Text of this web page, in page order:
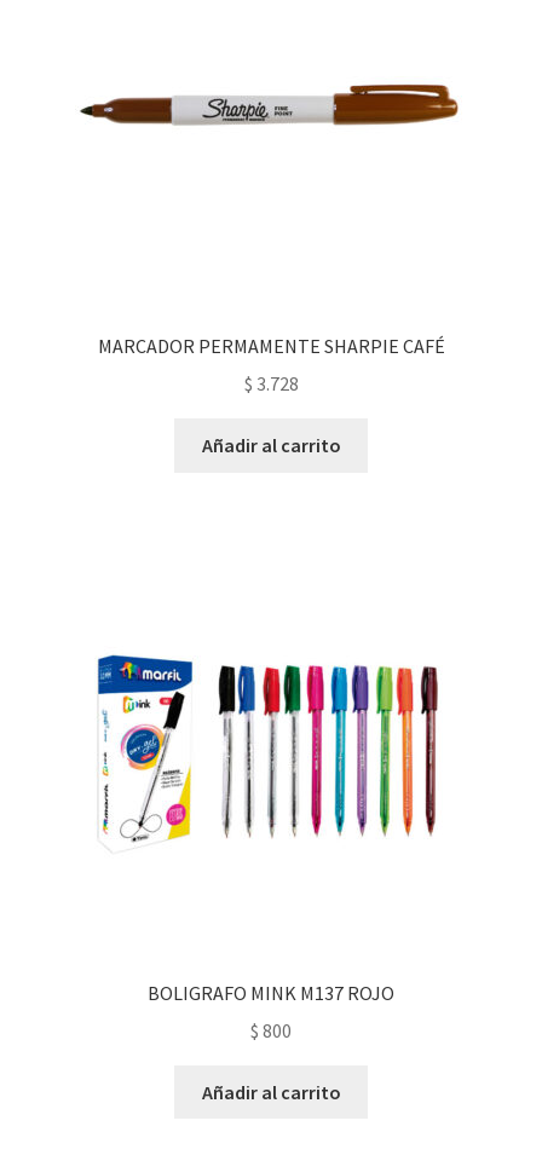
MARCADOR PERMAMENTE SHARPIE CAFÉ
$ 3.728
Añadir al carrito
BOLIGRAFO MINK M137 ROJO
$ 800
Añadir al carrito